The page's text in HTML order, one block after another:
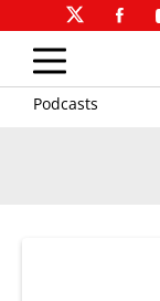
Podcasts